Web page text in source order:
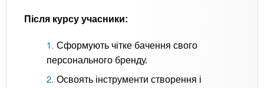
Після курсу учасники:
Сформують чітке бачення свого
персонального бренду.
Освоять інструменти створення і